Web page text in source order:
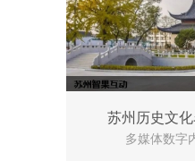
苏州历史文
多媒体数字